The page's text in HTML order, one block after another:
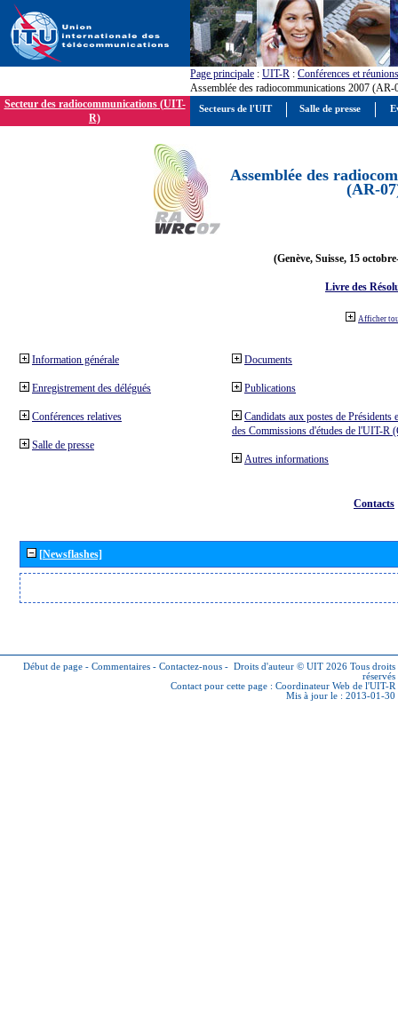
Page principale : UIT-R : Conférences et réunions
Assemblée des radiocommunications 2007 (AR-
Secteur des radiocommunications (UIT-
R)
Assemblée des
(AR-
(Genève, Suisse, 15
Livre des
Afficher
Information générale
Enregistrement des délégués
Conférences relatives
Salle de presse
Documents
Publications
Candidats aux postes de Présidents
des Commissions d'études de l'UIT-R
Autres informations
Contacts
[Newsflashes]
Début de page - Commentaires - Contactez-nous - Droits d'auteur © UIT 2026 Tous droits
réservés
Contact pour cette page : Coordinateur Web de l'UIT-R
Mis à jour le : 2013-01-30
Secteurs de l'UIT Salle de presse